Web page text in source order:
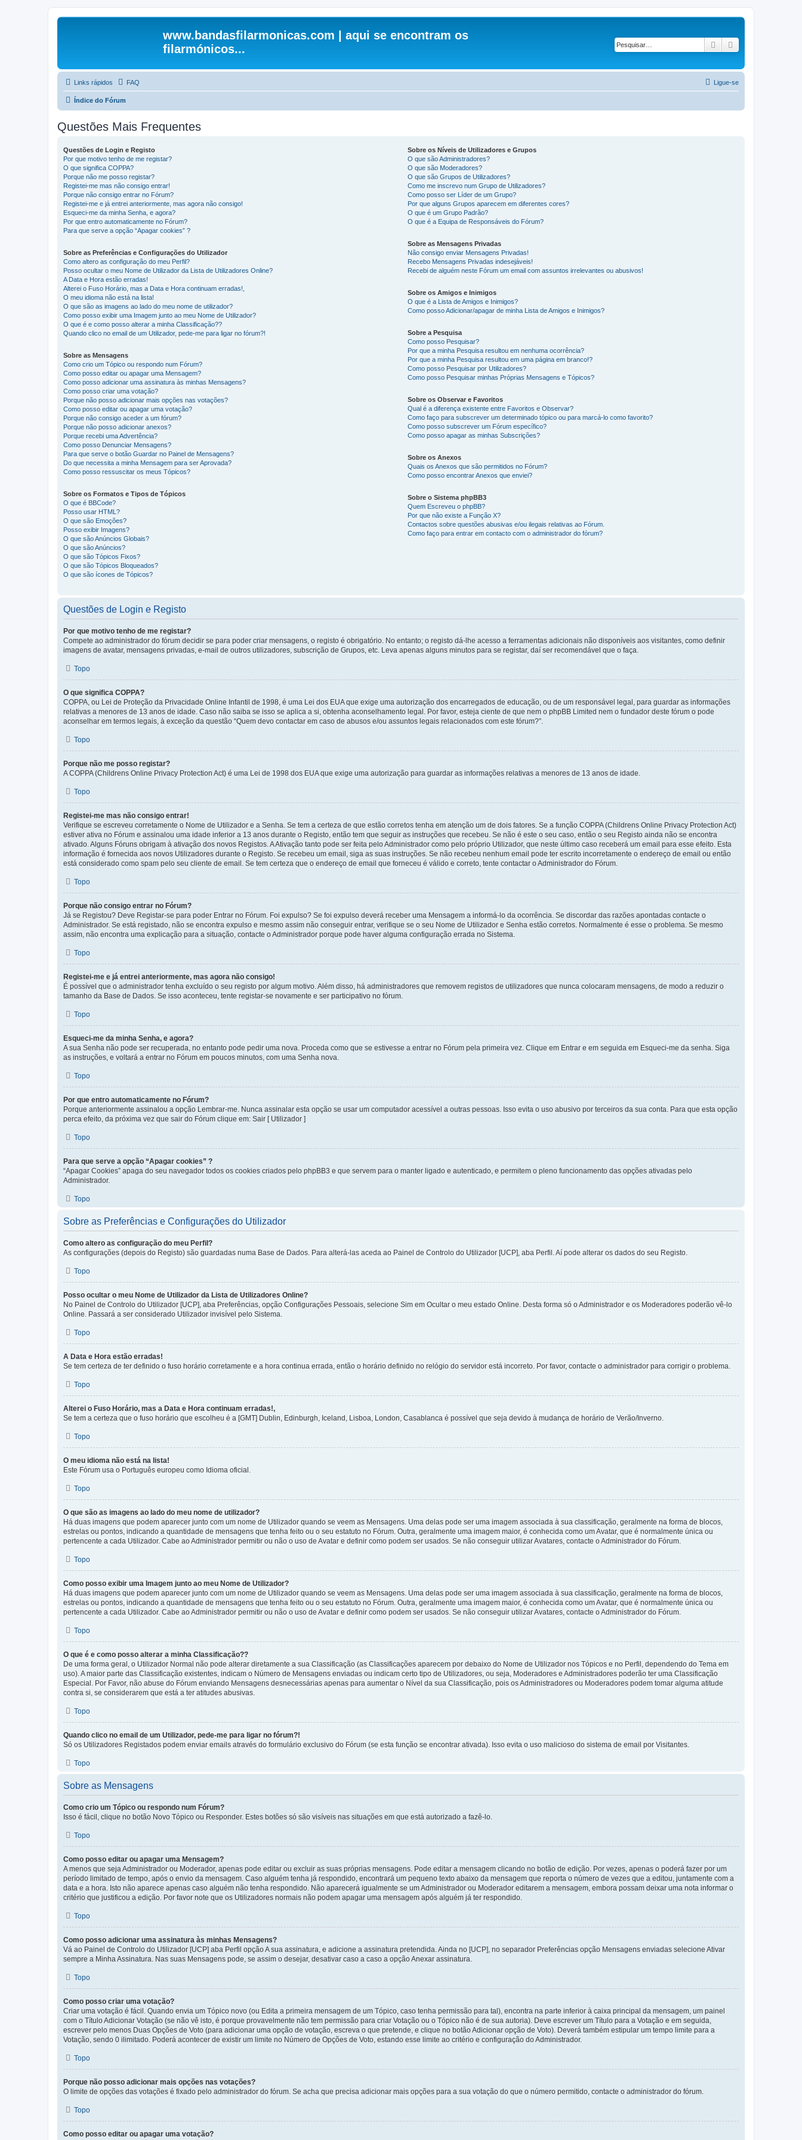
www.bandasfilarmonicas.com | aqui se encontram os
filarmónicos...
Pesquisar
Links rápidos FAQ Ligue-se
Índice do Fórum
Questões Mais Frequentes
Questões de Login e Registo
Por que motivo tenho de me registar?
O que significa COPPA?
Porque não me posso registar?
Registei-me mas não consigo entrar!
Porque não consigo entrar no Fórum?
Registei-me e já entrei anteriormente, mas agora não consigo!
Esqueci-me da minha Senha, e agora?
Por que entro automaticamente no Fórum?
Para que serve a opção “Apagar cookies” ?
Sobre as Preferências e Configurações do Utilizador
Como altero as configuração do meu Perfil?
Posso ocultar o meu Nome de Utilizador da Lista de Utilizadores Online?
A Data e Hora estão erradas!
Alterei o Fuso Horário, mas a Data e Hora continuam erradas!,
O meu idioma não está na lista!
O que são as imagens ao lado do meu nome de utilizador?
Como posso exibir uma Imagem junto ao meu Nome de Utilizador?
O que é e como posso alterar a minha Classificação??
Quando clico no email de um Utilizador, pede-me para ligar no fórum?!
Sobre as Mensagens
Como crio um Tópico ou respondo num Fórum?
Como posso editar ou apagar uma Mensagem?
Como posso adicionar uma assinatura às minhas Mensagens?
Como posso criar uma votação?
Porque não posso adicionar mais opções nas votações?
Como posso editar ou apagar uma votação?
Porque não consigo aceder a um fórum?
Porque não posso adicionar anexos?
Porque recebi uma Advertência?
Como posso Denunciar Mensagens?
Para que serve o botão Guardar no Painel de Mensagens?
Do que necessita a minha Mensagem para ser Aprovada?
Como posso ressuscitar os meus Tópicos?
Sobre os Formatos e Tipos de Tópicos
O que é BBCode?
Posso usar HTML?
O que são Emoções?
Posso exibir Imagens?
O que são Anúncios Globais?
O que são Anúncios?
O que são Tópicos Fixos?
O que são Tópicos Bloqueados?
O que são ícones de Tópicos?
Sobre os Níveis de Utilizadores e Grupos
O que são Administradores?
O que são Moderadores?
O que são Grupos de Utilizadores?
Como me inscrevo num Grupo de Utilizadores?
Como posso ser Líder de um Grupo?
Por que alguns Grupos aparecem em diferentes cores?
O que é um Grupo Padrão?
O que é a Equipa de Responsáveis do Fórum?
Sobre as Mensagens Privadas
Não consigo enviar Mensagens Privadas!
Recebo Mensagens Privadas indesejáveis!
Recebi de alguém neste Fórum um email com assuntos irrelevantes ou abusivos!
Sobre os Amigos e Inimigos
O que é a Lista de Amigos e Inimigos?
Como posso Adicionar/apagar de minha Lista de Amigos e Inimigos?
Sobre a Pesquisa
Como posso Pesquisar?
Por que a minha Pesquisa resultou em nenhuma ocorrência?
Por que a minha Pesquisa resultou em uma página em branco!?
Como posso Pesquisar por Utilizadores?
Como posso Pesquisar minhas Próprias Mensagens e Tópicos?
Sobre os Observar e Favoritos
Qual é a diferença existente entre Favoritos e Observar?
Como faço para subscrever um determinado tópico ou para marcá-lo como favorito?
Como posso subscrever um Fórum específico?
Como posso apagar as minhas Subscrições?
Sobre os Anexos
Quais os Anexos que são permitidos no Fórum?
Como posso encontrar Anexos que enviei?
Sobre o Sistema phpBB3
Quem Escreveu o phpBB?
Por que não existe a Função X?
Contactos sobre questões abusivas e/ou ilegais relativas ao Fórum.
Como faço para entrar em contacto com o administrador do fórum?
Questões de Login e Registo
Por que motivo tenho de me registar?
Compete ao administrador do fórum decidir se para poder criar mensagens, o registo é obrigatório. No entanto; o registo dá-lhe acesso a ferramentas adicionais não disponíveis aos visitantes, como definir
imagens de avatar, mensagens privadas, e-mail de outros utilizadores, subscrição de Grupos, etc. Leva apenas alguns minutos para se registar, daí ser recomendável que o faça.
Topo
O que significa COPPA?
COPPA, ou Lei de Proteção da Privacidade Online Infantil de 1998, é uma Lei dos EUA que exige uma autorização dos encarregados de educação, ou de um responsável legal, para guardar as informações
relativas a menores de 13 anos de idade. Caso não saiba se isso se aplica a si, obtenha aconselhamento legal. Por favor, esteja ciente de que nem o phpBB Limited nem o fundador deste fórum o pode
aconselhar em termos legais, à exceção da questão “Quem devo contactar em caso de abusos e/ou assuntos legais relacionados com este fórum?”.
Topo
Porque não me posso registar?
A COPPA (Childrens Online Privacy Protection Act) é uma Lei de 1998 dos EUA que exige uma autorização para guardar as informações relativas a menores de 13 anos de idade.
Topo
Registei-me mas não consigo entrar!
Verifique se escreveu corretamente o Nome de Utilizador e a Senha. Se tem a certeza de que estão corretos tenha em atenção um de dois fatores. Se a função COPPA (Childrens Online Privacy Protection Act)
estiver ativa no Fórum e assinalou uma idade inferior a 13 anos durante o Registo, então tem que seguir as instruções que recebeu. Se não é este o seu caso, então o seu Registo ainda não se encontra
ativado. Alguns Fóruns obrigam à ativação dos novos Registos. A Ativação tanto pode ser feita pelo Administrador como pelo próprio Utilizador, que neste último caso receberá um email para esse efeito. Esta
informação é fornecida aos novos Utilizadores durante o Registo. Se recebeu um email, siga as suas instruções. Se não recebeu nenhum email pode ter escrito incorretamente o endereço de email ou então
está considerado como spam pelo seu cliente de email. Se tem certeza que o endereço de email que forneceu é válido e correto, tente contactar o Administrador do Fórum.
Topo
Porque não consigo entrar no Fórum?
Já se Registou? Deve Registar-se para poder Entrar no Fórum. Foi expulso? Se foi expulso deverá receber uma Mensagem a informá-lo da ocorrência. Se discordar das razões apontadas contacte o
Administrador. Se está registado, não se encontra expulso e mesmo assim não conseguir entrar, verifique se o seu Nome de Utilizador e Senha estão corretos. Normalmente é esse o problema. Se mesmo
assim, não encontra uma explicação para a situação, contacte o Administrador porque pode haver alguma configuração errada no Sistema.
Topo
Registei-me e já entrei anteriormente, mas agora não consigo!
É possível que o administrador tenha excluído o seu registo por algum motivo. Além disso, há administradores que removem registos de utilizadores que nunca colocaram mensagens, de modo a reduzir o
tamanho da Base de Dados. Se isso aconteceu, tente registar-se novamente e ser participativo no fórum.
Topo
Esqueci-me da minha Senha, e agora?
A sua Senha não pode ser recuperada, no entanto pode pedir uma nova. Proceda como que se estivesse a entrar no Fórum pela primeira vez. Clique em Entrar e em seguida em Esqueci-me da senha. Siga
as instruções, e voltará a entrar no Fórum em poucos minutos, com uma Senha nova.
Topo
Por que entro automaticamente no Fórum?
Porque anteriormente assinalou a opção Lembrar-me. Nunca assinalar esta opção se usar um computador acessível a outras pessoas. Isso evita o uso abusivo por terceiros da sua conta. Para que esta opção
perca efeito, da próxima vez que sair do Fórum clique em: Sair [ Utilizador ]
Topo
Para que serve a opção “Apagar cookies” ?
“Apagar Cookies” apaga do seu navegador todos os cookies criados pelo phpBB3 e que servem para o manter ligado e autenticado, e permitem o pleno funcionamento das opções ativadas pelo
Administrador.
Topo
Sobre as Preferências e Configurações do Utilizador
Como altero as configuração do meu Perfil?
As configurações (depois do Registo) são guardadas numa Base de Dados. Para alterá-las aceda ao Painel de Controlo do Utilizador [UCP], aba Perfil. Aí pode alterar os dados do seu Registo.
Topo
Posso ocultar o meu Nome de Utilizador da Lista de Utilizadores Online?
No Painel de Controlo do Utilizador [UCP], aba Preferências, opção Configurações Pessoais, selecione Sim em Ocultar o meu estado Online. Desta forma só o Administrador e os Moderadores poderão vê-lo
Online. Passará a ser considerado Utilizador invisível pelo Sistema.
Topo
A Data e Hora estão erradas!
Se tem certeza de ter definido o fuso horário corretamente e a hora continua errada, então o horário definido no relógio do servidor está incorreto. Por favor, contacte o administrador para corrigir o problema.
Topo
Alterei o Fuso Horário, mas a Data e Hora continuam erradas!,
Se tem a certeza que o fuso horário que escolheu é a [GMT] Dublin, Edinburgh, Iceland, Lisboa, London, Casablanca é possível que seja devido à mudança de horário de Verão/Inverno.
Topo
O meu idioma não está na lista!
Este Fórum usa o Português europeu como Idioma oficial.
Topo
O que são as imagens ao lado do meu nome de utilizador?
Há duas imagens que podem aparecer junto com um nome de Utilizador quando se veem as Mensagens. Uma delas pode ser uma imagem associada à sua classificação, geralmente na forma de blocos,
estrelas ou pontos, indicando a quantidade de mensagens que tenha feito ou o seu estatuto no Fórum. Outra, geralmente uma imagem maior, é conhecida como um Avatar, que é normalmente única ou
pertencente a cada Utilizador. Cabe ao Administrador permitir ou não o uso de Avatar e definir como podem ser usados. Se não conseguir utilizar Avatares, contacte o Administrador do Fórum.
Topo
Como posso exibir uma Imagem junto ao meu Nome de Utilizador?
Há duas imagens que podem aparecer junto com um nome de Utilizador quando se veem as Mensagens. Uma delas pode ser uma imagem associada à sua classificação, geralmente na forma de blocos,
estrelas ou pontos, indicando a quantidade de mensagens que tenha feito ou o seu estatuto no Fórum. Outra, geralmente uma imagem maior, é conhecida como um Avatar, que é normalmente única ou
pertencente a cada Utilizador. Cabe ao Administrador permitir ou não o uso de Avatar e definir como podem ser usados. Se não conseguir utilizar Avatares, contacte o Administrador do Fórum.
Topo
O que é e como posso alterar a minha Classificação??
De uma forma geral, o Utilizador Normal não pode alterar diretamente a sua Classificação (as Classificações aparecem por debaixo do Nome de Utilizador nos Tópicos e no Perfil, dependendo do Tema em
uso). A maior parte das Classificação existentes, indicam o Número de Mensagens enviadas ou indicam certo tipo de Utilizadores, ou seja, Moderadores e Administradores poderão ter uma Classificação
Especial. Por Favor, não abuse do Fórum enviando Mensagens desnecessárias apenas para aumentar o Nível da sua Classificação, pois os Administradores ou Moderadores podem tomar alguma atitude
contra si, se considerarem que está a ter atitudes abusivas.
Topo
Quando clico no email de um Utilizador, pede-me para ligar no fórum?!
Só os Utilizadores Registados podem enviar emails através do formulário exclusivo do Fórum (se esta função se encontrar ativada). Isso evita o uso malicioso do sistema de email por Visitantes.
Topo
Sobre as Mensagens
Como crio um Tópico ou respondo num Fórum?
Isso é fácil, clique no botão Novo Tópico ou Responder. Estes botões só são visíveis nas situações em que está autorizado a fazê-lo.
Topo
Como posso editar ou apagar uma Mensagem?
A menos que seja Administrador ou Moderador, apenas pode editar ou excluir as suas próprias mensagens. Pode editar a mensagem clicando no botão de edição. Por vezes, apenas o poderá fazer por um
período limitado de tempo, após o envio da mensagem. Caso alguém tenha já respondido, encontrará um pequeno texto abaixo da mensagem que reporta o número de vezes que a editou, juntamente com a
data e a hora. Isto não aparece apenas caso alguém não tenha respondido. Não aparecerá igualmente se um Administrador ou Moderador editarem a mensagem, embora possam deixar uma nota informar o
critério que justificou a edição. Por favor note que os Utilizadores normais não podem apagar uma mensagem após alguém já ter respondido.
Topo
Como posso adicionar uma assinatura às minhas Mensagens?
Vá ao Painel de Controlo do Utilizador [UCP] aba Perfil opção A sua assinatura, e adicione a assinatura pretendida. Ainda no [UCP], no separador Preferências opção Mensagens enviadas selecione Ativar
sempre a Minha Assinatura. Nas suas Mensagens pode, se assim o desejar, desativar caso a caso a opção Anexar assinatura.
Topo
Como posso criar uma votação?
Criar uma votação é fácil. Quando envia um Tópico novo (ou Edita a primeira mensagem de um Tópico, caso tenha permissão para tal), encontra na parte inferior à caixa principal da mensagem, um painel
com o Título Adicionar Votação (se não vê isto, é porque provavelmente não tem permissão para criar Votação ou o Tópico não é de sua autoria). Deve escrever um Título para a Votação e em seguida,
escrever pelo menos Duas Opções de Voto (para adicionar uma opção de votação, escreva o que pretende, e clique no botão Adicionar opção de Voto). Deverá também estipular um tempo limite para a
Votação, sendo 0 ilimitado. Poderá acontecer de existir um limite no Número de Opções de Voto, estando esse limite ao critério e configuração do Administrador.
Topo
Porque não posso adicionar mais opções nas votações?
O limite de opções das votações é fixado pelo administrador do fórum. Se acha que precisa adicionar mais opções para a sua votação do que o número permitido, contacte o administrador do fórum.
Topo
Como posso editar ou apagar uma votação?